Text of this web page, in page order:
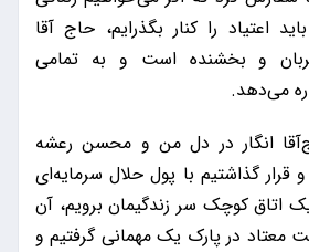
اعتیاد را کنار بگذرایم، ‌حاج آقا
و بخشنده است و به تمامی
می‌دهد.
انگار در دل من و محسن رعشه
و قرار گذاشتیم با پول حلال سرمایه‌ای
اتاق کوچک سر زندگیمان برویم،‌ آن
در پارک یک مهمانی گرفتیم و